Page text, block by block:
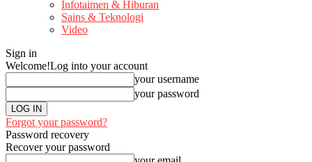
Infotaimen & Hiburan
Sains & Teknologi
Video
Sign in
Welcome!Log into your account
your username
your password
Forgot your password?
Password recovery
Recover your password